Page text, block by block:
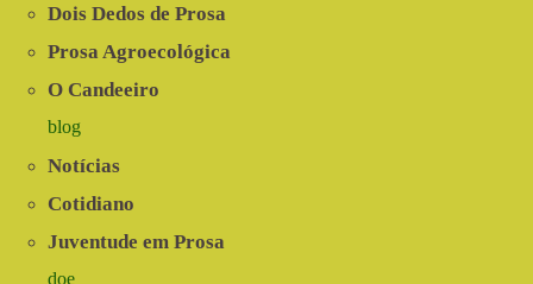
Dois Dedos de Prosa
Prosa Agroecológica
O Candeeiro
blog
Notícias
Cotidiano
Juventude em Prosa
doe